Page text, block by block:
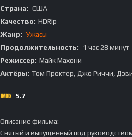
Страна: США
Качество: HDRip
Жанр: Ужасы
Продолжительность:
1 час 28 минут
Режиссер: Майк Махони
Актёры: Том Проктер, Джо Риччи,
5.7
Описание фильма:
Снятый и выпущенный под